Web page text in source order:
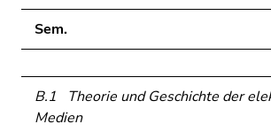
Sem.
B.1 Theorie und Geschichte der
Medien